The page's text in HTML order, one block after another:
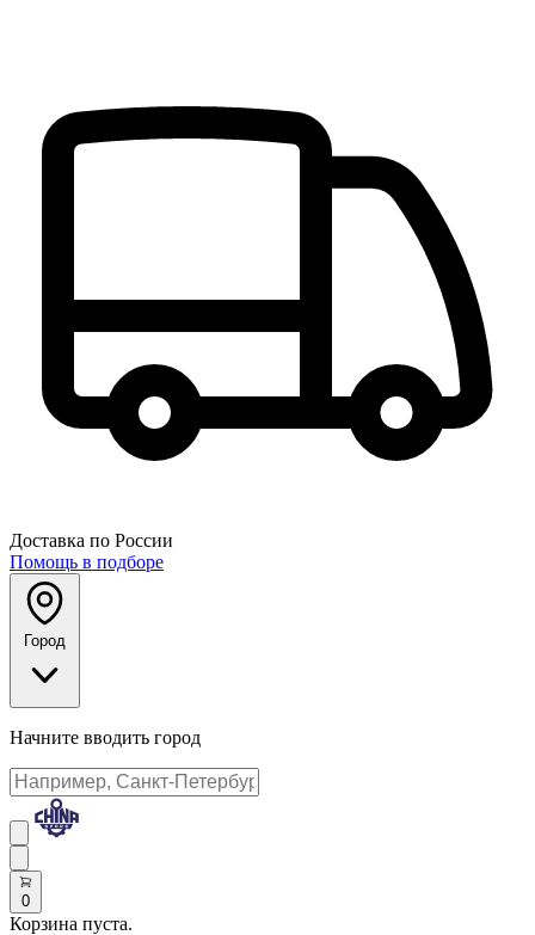
Доставка по России
Помощь в подборе
Город
Начните вводить город
0
Корзина пуста.